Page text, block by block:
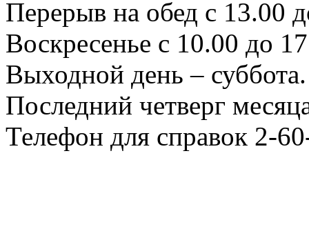
Перерыв на обед с 13.00
Воскресенье с 10.00 до
Выходной день – суббота.
Последний четверг
Телефон для справок 2-